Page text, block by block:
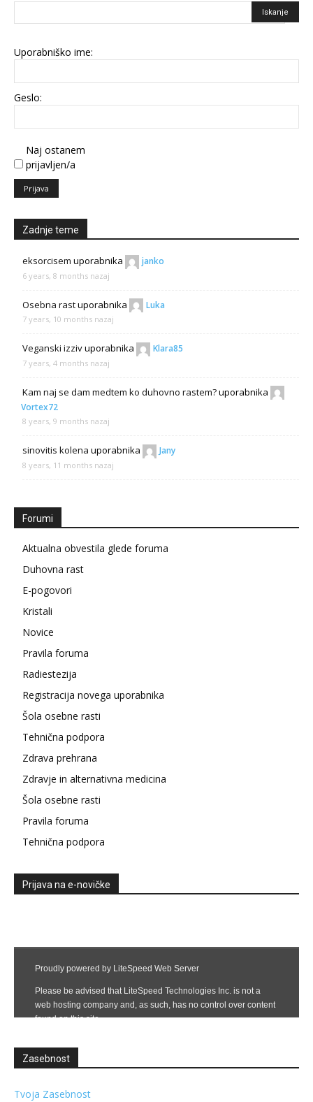
Uporabniško ime:
Geslo:
Naj ostanem
prijavljen/a
Prijava
Zadnje teme
eksorcisem uporabnika janko
6 years, 8 months nazaj
Osebna rastuporabnika Luka
7 years, 10 months nazaj
Veganski izzivuporabnika Klara85
7 years, 4 months nazaj
Kam naj se dam medtem ko duhovno rastem?uporabnika
Vortex72
8 years, 9 months nazaj
sinovitis kolena uporabnika Jany
8 years, 11 months nazaj
Forumi
Aktualna obvestila glede foruma
Duhovna rast
E-pogovori
Kristali
Novice
Pravila foruma
Radiestezija
Registracija novega uporabnika
Šola osebne rasti
Tehnična podpora
Zdrava prehrana
Zdravje in alternativna medicina
Šola osebne rasti
Pravila foruma
Tehnična podpora
Prijava na e-novičke
Zasebnost
Tvoja Zasebnost